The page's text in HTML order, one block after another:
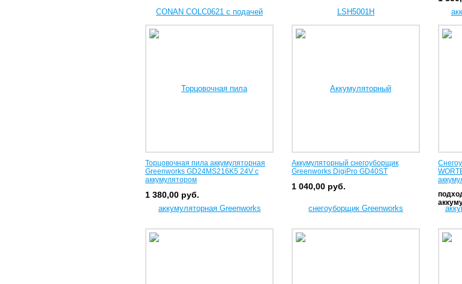
Торцовочная пила аккумуляторная
Greenworks GD24MS216K5 24V с
аккумулятором
1 380,00 руб.
Аккумуляторный снегоуборщик
Greenworks DigiPro GD40ST
1 040,00 руб.